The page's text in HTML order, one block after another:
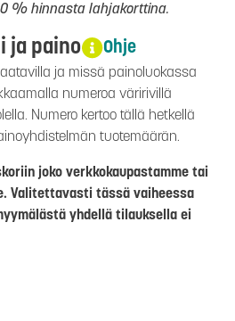
% hinnasta lahjakorttina.
ja paino Ohje
ja missä painoluokassa
numeroa väririvillä
Numero kertoo tällä hetkellä
tuotemäärän.
joko verkkokaupastamme tai
Valitettavasti tässä vaiheessa
yhdellä tilauksella ei